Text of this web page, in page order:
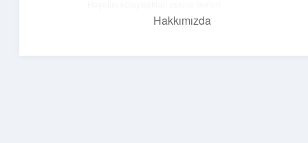
Hakkımızda